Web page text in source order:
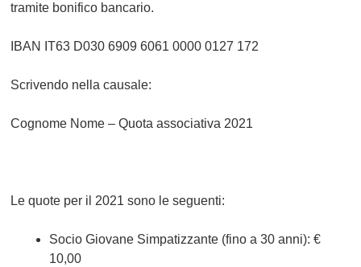
tramite bonifico bancario.
IBAN IT63 D030 6909 6061 0000 0127 172
Scrivendo nella causale:
Cognome Nome – Quota associativa 2021
Le quote per il 2021 sono le seguenti:
Socio Giovane Simpatizzante (fino a 30 anni): €
10,00